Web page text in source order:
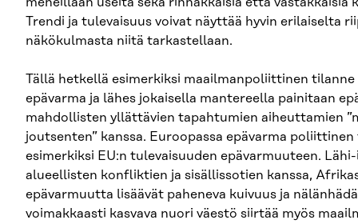
Trendi ja tulevaisuus voivat näyttää hyvin erilaiselta
näkökulmasta niitä tarkastellaan.
Tällä hetkellä esimerkiksi maailmanpoliittinen tilanne
epävarma ja lähes jokaisella mantereella painitaan
mahdollisten yllättävien tapahtumien aiheuttamien
joutsenten” kanssa. Euroopassa epävarma
esimerkiksi EU:n tulevaisuuden epävarmuuteen.
alueellisten konfliktien ja sisällissotien kanssa,
epävarmuutta lisäävät paheneva kuivuus ja
voimakkaasti kasvava nuori väestö siirtää myös